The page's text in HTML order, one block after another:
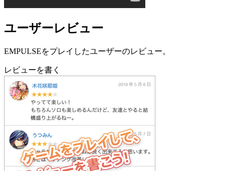
ユーザーレビュー
EMPULSEをプレイしたユーザーのレビュー。
レビューを書く